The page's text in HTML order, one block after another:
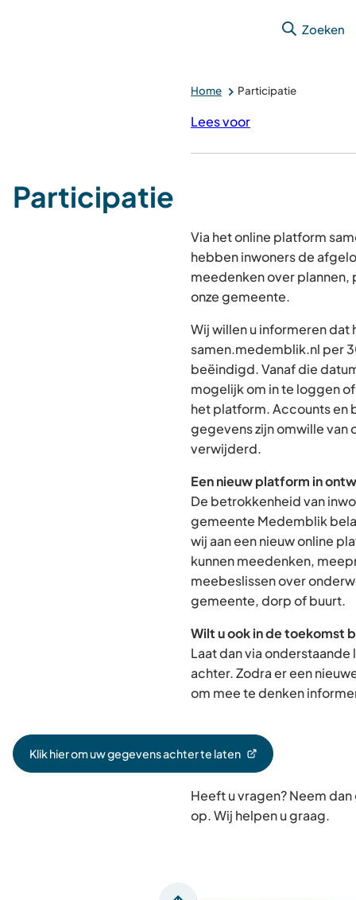
Zoeken
Home Participatie
Lees voor
Participatie
Via het online platform
hebben inwoners de
meedenken over
onze gemeente.
Wij willen u informeren dat
samen.medemblik.nl per
beëindigd. Vanaf die
mogelijk om in te loggen
het platform. Accounts en
gegevens zijn omwille van
verwijderd.
Een nieuw platform in
De betrokkenheid van
gemeente Medemblik
wij aan een nieuw online
kunnen meedenken,
meebeslissen over
gemeente, dorp of buurt.
Wilt u ook in de toekomst
Laat dan via
achter. Zodra er een
om mee te denken
Klik hier om uw gegevens achter te laten
(Verwijst
Heeft u vragen? Neem
op. Wij helpen u graag.